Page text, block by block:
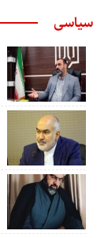
سیاسی